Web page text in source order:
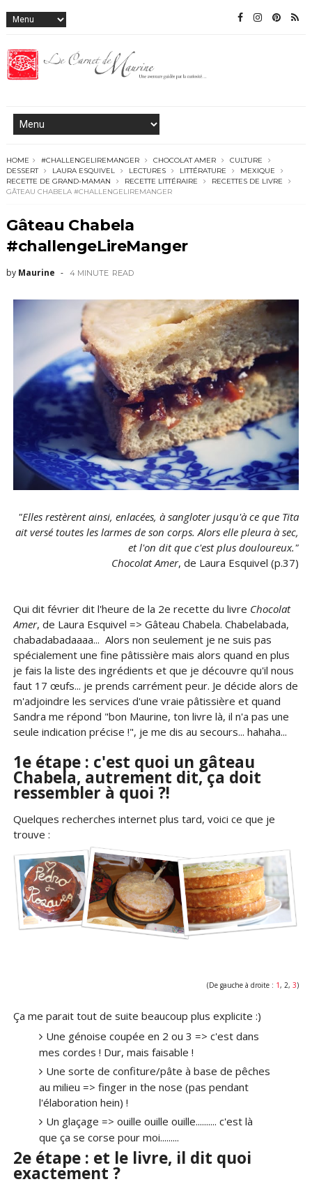
HOME #CHALLENGELIREMANGER CHOCOLAT AMER
CULTURE
DESSERT
LAURA ESQUIVEL LECTURES LITTÉRATURE
MEXIQUE
RECETTE DE GRAND-MAMAN
RECETTE LITTÉRAIRE
RECETTES DE LIVRE
GÂTEAU CHABELA #CHALLENGELIREMANGER
Gâteau Chabela
#challengeLireManger
by Maurine 4 MINUTE READ
"Elles restèrent ainsi, enlacées, à sangloter jusqu'à ce que Tita
ait versé toutes les larmes de son corps. Alors elle pleura à sec,
et l'on dit que c'est plus douloureux."
Chocolat Amer, de Laura Esquivel (p.37)
Qui dit février dit l'heure de la 2e recette du livre Chocolat
Amer, de Laura Esquivel => Gâteau Chabela. Chabelabada,
chabadabadaaaa... Alors non seulement je ne suis pas
spécialement une fine pâtissière mais alors quand en plus
je fais la liste des ingrédients et que je découvre qu'il nous
faut 17 œufs... je prends carrément peur. Je décide alors de
m'adjoindre les services d'une vraie pâtissière et quand
Sandra me répond "bon Maurine, ton livre là, il n'a pas une
seule indication précise !", je me dis au secours... hahaha...
1e étape : c'est quoi un gâteau
Chabela, autrement dit, ça doit
ressembler à quoi ?!
Quelques recherches internet plus tard, voici ce que je
trouve :
(De gauche à droite : 1, 2,3)
Ça me parait tout de suite beaucoup plus explicite :)
Une génoise coupée en 2 ou 3 => c'est dans
mes cordes ! Dur, mais faisable !
Une sorte de confiture/pâte à base de pêches
au milieu => finger in the nose (pas pendant
l'élaboration hein) !
Un glaçage => ouille ouille ouille.......... c'est là
que ça se corse pour moi.........
2e étape : et le livre, il dit quoi
exactement ?